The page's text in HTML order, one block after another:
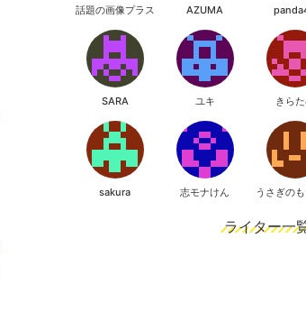
話題の画像プラス AZUMA
SARA ユキ きら
sakura 志モナけん うさぎの
ライター一